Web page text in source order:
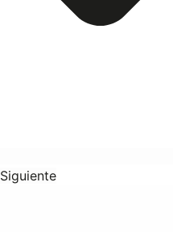
Siguiente